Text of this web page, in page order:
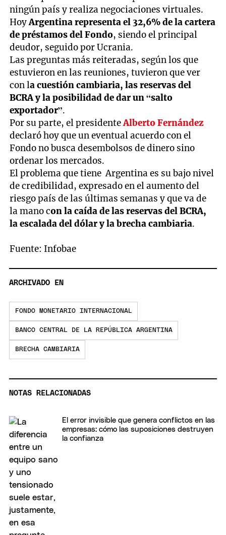
ningún país y realiza negociaciones virtuales.
HoyArgentina representa el 32,6% de la cartera
de préstamos del Fondo, siendo el principal
deudor, seguido por Ucrania.
Las preguntas más reiteradas, según los que
estuvieron en las reuniones, tuvieron que ver
con la cuestión cambiaria, las reservas del
BCRA y la posibilidad de dar un “salto
exportador”.
Por su parte, el presidenteAlberto Fernández
declaró hoy que un eventual acuerdo con el
Fondo no busca desembolsos de dinero sino
ordenar los mercados.
El problema que tiene Argentina es su bajo nivel
de credibilidad, expresado en el aumento del
riesgo país de las últimas semanas y que va de
la mano con la caída de las reservas del BCRA,
la escalada del dólar y la brecha cambiaria.
Fuente: Infobae
ARCHIVADO EN
FONDO MONETARIO INTERNACIONAL
BANCO CENTRAL DE LA REPÚBLICA ARGENTINA
BRECHA CAMBIARIA
NOTAS RELACIONADAS
El error invisible que genera conflictos en las
empresas: cómo las suposiciones destruyen
la confianza